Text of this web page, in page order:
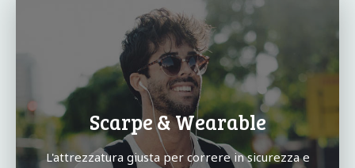
Scarpe & Wearable
L'attrezzatura giusta per correre in sicurezza e